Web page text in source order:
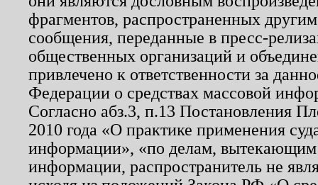
фрагментов, распространенных
сообщения, переданные в пресс-
общественных организаций и
привлечено к ответственности за
Федерации о средствах массовой
Согласно абз.3, п.13 Постановления
2010 года «О практике применения
информации», «по делам, вытекающим
информации, распространитель не